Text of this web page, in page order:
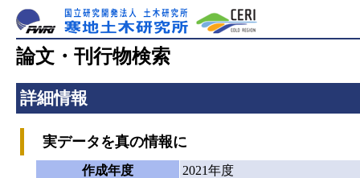
論文・刊行物検索
詳細情報
実データを真の情報に
作成年度
2021年度